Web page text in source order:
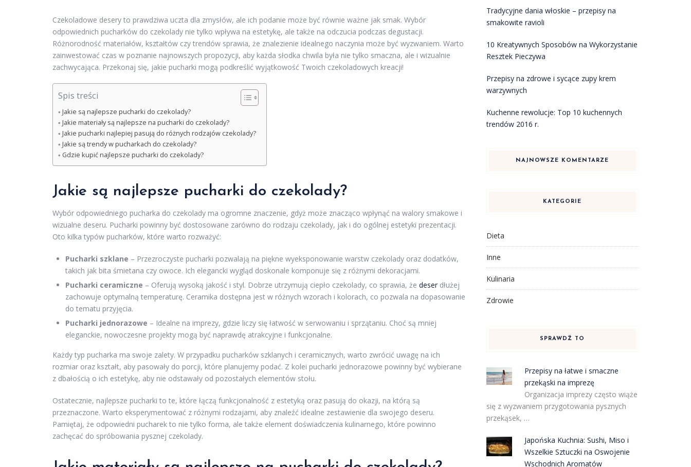
Czekoladowe desery to prawdziwa uczta dla zmysłów, ale ich podanie może być równie ważne jak smak. Wybór
odpowiednich pucharków do czekolady nie tylko wpływa na estetykę, ale także na odczucia podczas degustacji.
Różnorodność materiałów, kształtów czy trendów sprawia, że znalezienie idealnego naczynia może być wyzwaniem. Warto
zainwestować czas w poznanie najnowszych propozycji, aby każda słodka chwila była nie tylko smaczna, ale i wizualnie
zachwycająca. Przekonaj się, jakie pucharki mogą podkreślić wyjątkowość Twoich czekoladowych kreacji!
Spis treści
Jakie są najlepsze pucharki do czekolady?
Jakie materiały są najlepsze na pucharki do czekolady?
Jakie pucharki najlepiej pasują do różnych rodzajów czekolady?
Jakie są trendy w pucharkach do czekolady?
Gdzie kupić najlepsze pucharki do czekolady?
Jakie są najlepsze pucharki do czekolady?
Wybór odpowiedniego pucharka do czekolady ma ogromne znaczenie, gdyż może znacząco wpłynąć na walory smakowe i
wizualne deseru. Pucharki powinny być dostosowane zarówno do rodzaju czekolady, jak i do ogólnej estetyki prezentacji.
Oto kilka typów pucharków, które warto rozważyć:
Pucharki szklane – Przezroczyste pucharki pozwalają na piękne wyeksponowanie warstw czekolady oraz dodatków,
takich jak bita śmietana czy owoce. Ich elegancki wygląd doskonale komponuje się z różnymi dekoracjami.
Pucharki ceramiczne – Oferują wysoką jakość i styl. Dobrze utrzymują ciepło czekolady, co sprawia, że deser dłużej
zachowuje optymalną temperaturę. Ceramika dostępna jest w różnych wzorach i kolorach, co pozwala na dopasowanie
do tematu przyjęcia.
Pucharki jednorazowe – Idealne na imprezy, gdzie liczy się łatwość w serwowaniu i sprzątaniu. Choć są mniej
eleganckie, nowoczesne projekty mogą być naprawdę atrakcyjne i funkcjonalne.
Każdy typ pucharka ma swoje zalety. W przypadku pucharków szklanych i ceramicznych, warto zwrócić uwagę na ich
rozmiar oraz kształt, aby pasowały do porcji, które planujemy podać. Z kolei pucharki jednorazowe powinny być wybierane
z dbałością o ich estetykę, aby nie odstawały od pozostałych elementów stołu.
Ostatecznie, najlepsze pucharki to te, które łączą funkcjonalność z estetyką oraz pasują do okazji, na którą są
przeznaczone. Warto eksperymentować z różnymi rodzajami, aby znaleźć idealne zestawienie dla swojego deseru.
Pamiętaj, że odpowiedni pucharek to nie tylko forma, ale także element doświadczenia kulinarnego, które powinno
zachęcać do spróbowania pysznej czekolady.
Tradycyjne dania włoskie – przepisy na
smakowite ravioli
10 Kreatywnych Sposobów na Wykorzystanie
Resztek Pieczywa
Przepisy na zdrowe i sycące zupy krem
warzywnych
Kuchenne rewolucje: Top 10 kuchennych
trendów 2016 r.
NAJNOWSZE KOMENTARZE
KATEGORIE
Dieta
Inne
Kulinaria
Zdrowie
SPRAWDŹ TO
Przepisy na łatwe i smaczne
przekąski na imprezę
Organizacja imprezy często wiąże
się z wyzwaniem przygotowania pysznych
przekąsek, …
Japońska Kuchnia: Sushi, Miso i
Wszelkie Sztuczki na Oswojenie
Wschodnich Aromatów